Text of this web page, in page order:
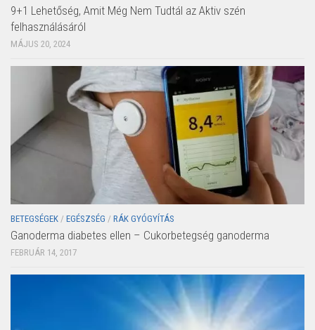
9+1 Lehetőség, Amit Még Nem Tudtál az Aktiv szén
felhasználásáról
MÁJUS 20, 2024
BETEGSÉGEK / EGÉSZSÉG / RÁK GYÓGYÍTÁS
Ganoderma diabetes ellen – Cukorbetegség ganoderma
FEBRUÁR 14, 2017